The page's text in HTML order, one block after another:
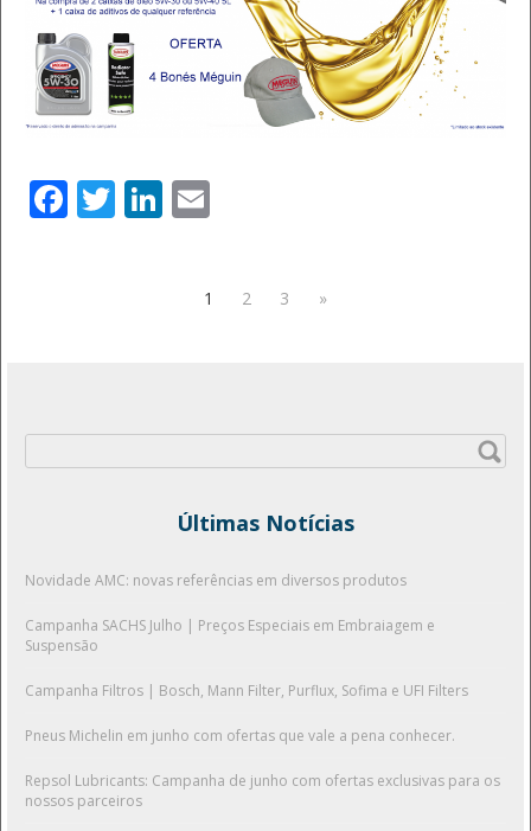
Facebook
TwitterLinkedIn
1 2 3 »
por:
Últimas Notícias
Novidade AMC: novas referências em diversos produtos
Campanha SACHS Julho | Preços Especiais em Embraiagem e
Suspensão
Campanha Filtros | Bosch, Mann Filter, Purflux, Sofima e UFI Filters
Pneus Michelin em junho com ofertas que vale a pena conhecer.
Repsol Lubricants: Campanha de junho com ofertas exclusivas para os
nossos parceiros